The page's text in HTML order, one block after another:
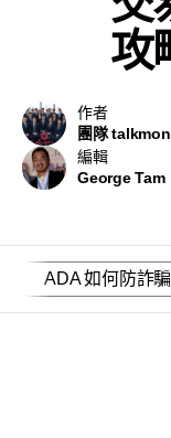
關於
攻
作者
團隊
編輯
George Tam
ADA 如何防詐騙